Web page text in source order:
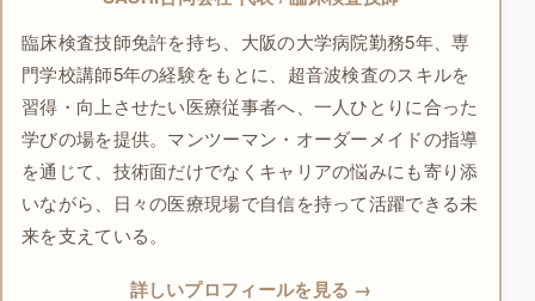
臨床検査技師免許を持ち、大阪の大学病院勤務5年、専
門学校講師5年の経験をもとに、超音波検査のスキルを
習得・向上させたい医療従事者へ、一人ひとりに合った
学びの場を提供。マンツーマン・オーダーメイドの指導
を通じて、技術面だけでなくキャリアの悩みにも寄り添
いながら、日々の医療現場で自信を持って活躍できる未
来を支えている。
詳しいプロフィールを見る